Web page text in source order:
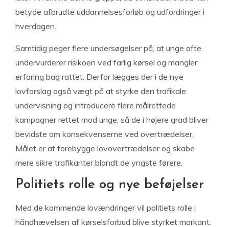
betyde afbrudte uddannelsesforløb og udfordringer i
hverdagen.
Samtidig peger flere undersøgelser på, at unge ofte
undervurderer risikoen ved farlig kørsel og mangler
erfaring bag rattet. Derfor lægges der i de nye
lovforslag også vægt på at styrke den trafikale
undervisning og introducere flere målrettede
kampagner rettet mod unge, så de i højere grad bliver
bevidste om konsekvenserne ved overtrædelser.
Målet er at forebygge lovovertrædelser og skabe
mere sikre trafikanter blandt de yngste førere.
Politiets rolle og nye beføjelser
Med de kommende lovændringer vil politiets rolle i
håndhævelsen af kørselsforbud blive styrket markant.